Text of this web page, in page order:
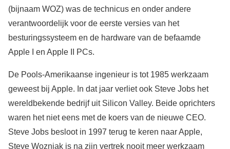
(bijnaam WOZ) was de technicus en onder andere
verantwoordelijk voor de eerste versies van het
besturingssysteem en de hardware van de befaamde
Apple I en Apple II PCs.
De Pools-Amerikaanse ingenieur is tot 1985 werkzaam
geweest bij Apple. In dat jaar verliet ook Steve Jobs het
wereldbekende bedrijf uit Silicon Valley. Beide oprichters
waren het niet eens met de koers van de nieuwe CEO.
Steve Jobs besloot in 1997 terug te keren naar Apple,
Steve Wozniak is na zijn vertrek nooit meer werkzaam